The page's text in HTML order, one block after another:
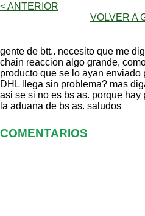
< ANTERIOR
VOLVER A
gente de btt.. necesito que me
chain reaccion algo grande,
producto que se lo ayan
DHL llega sin problema? mas
asi se si no es bs as. porque
la aduana de bs as. saludos
COMENTARIOS